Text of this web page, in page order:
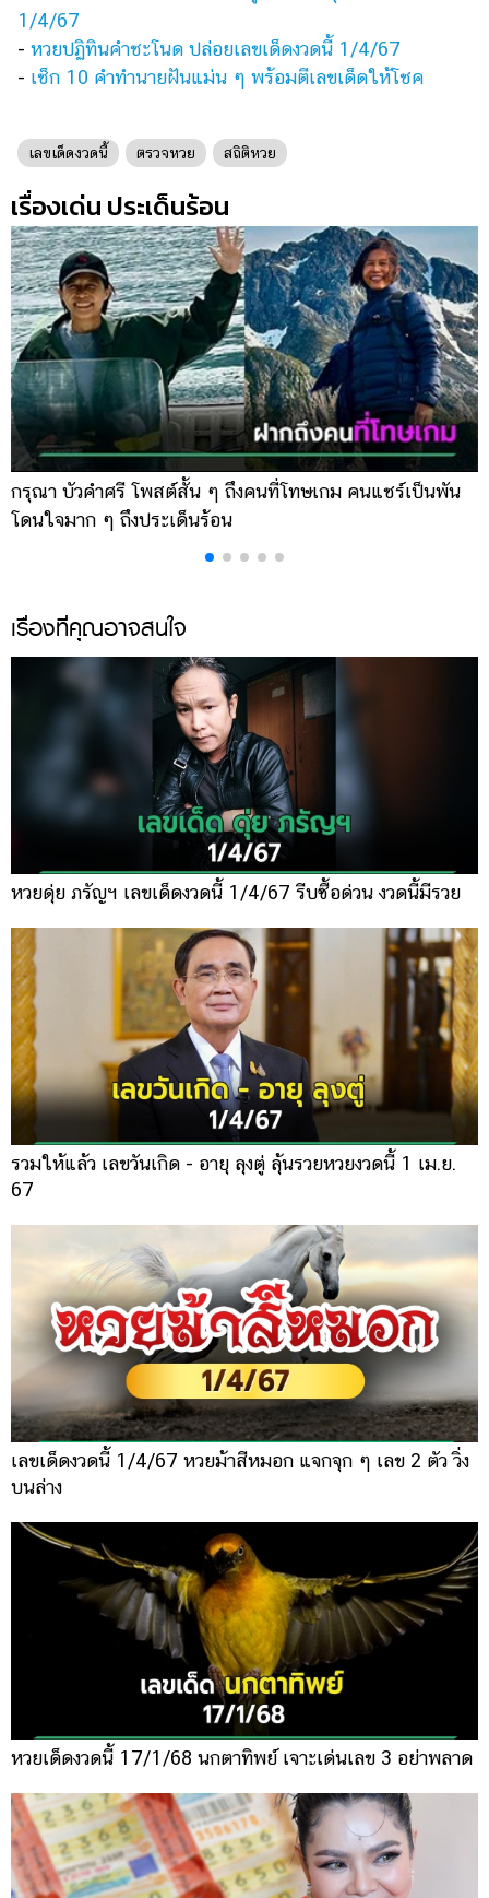
ติดต่อ
โฆษณา
ปัญหา
งาน
กับ
เรา
1/4/67
- หวยปฏิทินคำชะโนด ปล่อยเลขเด็ดงวดนี้ 1/4/67
- เช็ก 10 คำทำนายฝันแม่น ๆ พร้อมตีเลขเด็ดให้โชค
เลขเด็ดงวดนี้ ตรวจหวย สถิติหวย
เรื่องเด่น ประเด็นร้อน
กรุณา บัวคำศรี โพสต์สั้น ๆ ถึงคนที่โทษเกม คนแชร์เป็นพัน
โดนใจมาก ๆ ถึงประเด็นร้อน
เรื่องที่คุณอาจสนใจ
หวยดุ่ย ภรัญฯ เลขเด็ดงวดนี้ 1/4/67 รีบซื้อด่วน งวดนี้มีรวย
รวมให้แล้ว เลขวันเกิด - อายุ ลุงตู่ ลุ้นรวยหวยงวดนี้ 1 เม.ย.
67
เลขเด็ดงวดนี้ 1/4/67 หวยม้าสีหมอก แจกจุก ๆ เลข 2 ตัว วิ่ง
บนล่าง
หวยเด็ดงวดนี้ 17/1/68 นกตาทิพย์ เจาะเด่นเลข 3 อย่าพลาด